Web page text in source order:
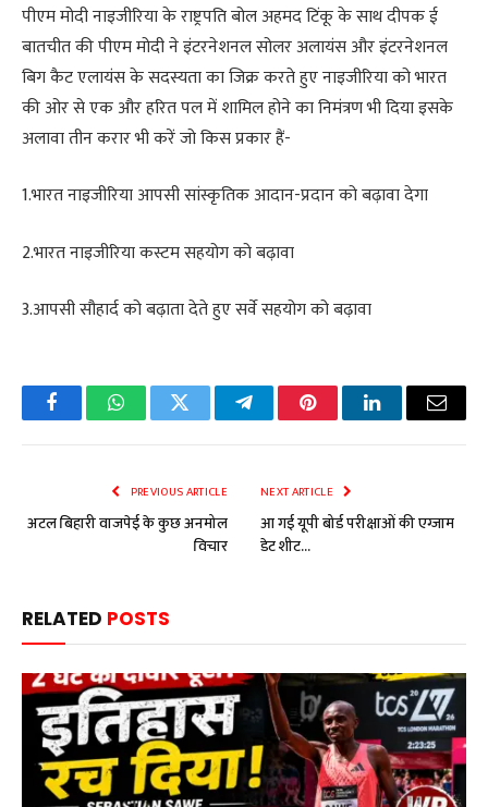
पीएम मोदी नाइजीरिया के राष्ट्रपति बोल अहमद टिंकू के साथ दीपक ई
बातचीत की पीएम मोदी ने इंटरनेशनल सोलर अलायंस और इंटरनेशनल
बिग कैट एलायंस के सदस्यता का जिक्र करते हुए नाइजीरिया को भारत
की ओर से एक और हरित पल में शामिल होने का निमंत्रण भी दिया इसके
अलावा तीन करार भी करें जो किस प्रकार हैं-
1.भारत नाइजीरिया आपसी सांस्कृतिक आदान-प्रदान को बढ़ावा देगा
2.भारत नाइजीरिया कस्टम सहयोग को बढ़ावा
3.आपसी सौहार्द को बढ़ाता देते हुए सर्वे सहयोग को बढ़ावा
FacebookWhatsAppTwitter TelegramPinterestLinkedInEmail
PREVIOUS ARTICLE
अटल बिहारी वाजपेई के कुछ अनमोल
विचार
NEXT ARTICLE
आ गई यूपी बोर्ड परीक्षाओं की एग्जाम
डेट शीट…
RELATED POSTS